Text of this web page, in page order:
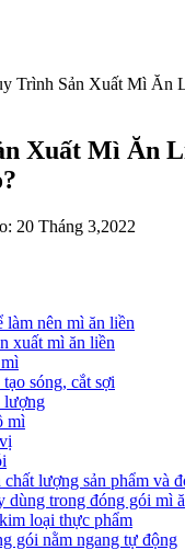
Trình Sản Xuất Mì Ăn
Xuất Mì Ăn
20 Tháng 3,2022
làm nên mì ăn liền
xuất mì ăn liền
sóng, cắt sợi
lượng
mì
lượng sản phẩm và
dùng trong đóng gói mì
loại thực phẩm
gói nằm ngang tự động